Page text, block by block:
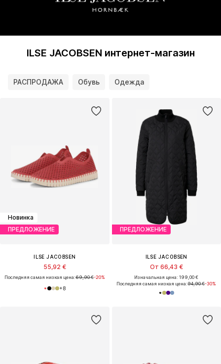
ILSE JACOBSEN интернет-магазин
РАСПРОДАЖА Обувь Одежда
Новинка
ПРЕДЛОЖЕНИЕ
ILSE JACOBSEN
55,92 €
Последняя самая низкая цена:69,90 €-20%
+8
ПРЕДЛОЖЕНИЕ
ILSE JACOBSEN
От 66,43 €
Изначальная цена: 199,00 €
Последняя самая низкая цена:94,90 €-30%